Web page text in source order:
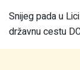
Snijeg pada u
državnu cestu